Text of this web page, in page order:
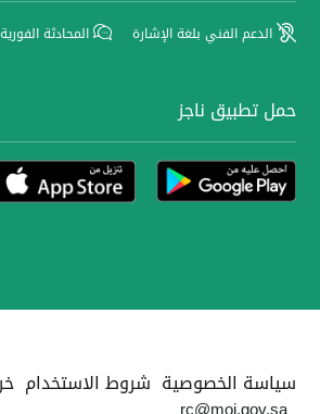
الدعم الفني بلغة الإشارة المحادثة الفورية
حمل تطبيق ناجز
سياسة الخصوصية شروط الاستخدام